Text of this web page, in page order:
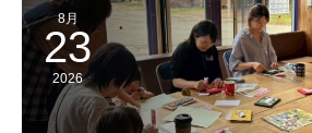
8月
23
2026